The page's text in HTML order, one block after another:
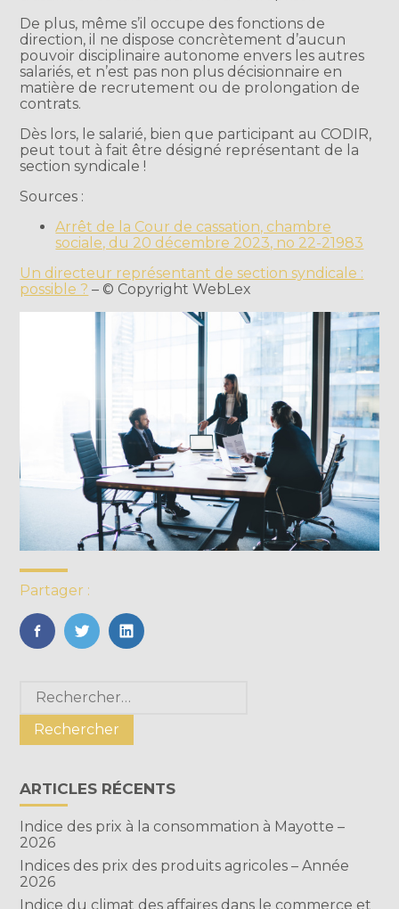
De plus, même s’il occupe des fonctions de
direction, il ne dispose concrètement d’aucun
pouvoir disciplinaire autonome envers les autres
salariés, et n’est pas non plus décisionnaire en
matière de recrutement ou de prolongation de
contrats.
Dès lors, le salarié, bien que participant au CODIR,
peut tout à fait être désigné représentant de la
section syndicale !
Sources :
Arrêt de la Cour de cassation, chambre
sociale, du 20 décembre 2023, no 22-21983
Un directeur représentant de section syndicale :
possible ? – © Copyright WebLex
Partager :
FaceBook
TwitterLinkedIn
Blog
sidebar
Rechercher :
ARTICLES RÉCENTS
Indice des prix à la consommation à Mayotte –
2026
Indices des prix des produits agricoles – Année
2026
Indice du climat des affaires dans le commerce et